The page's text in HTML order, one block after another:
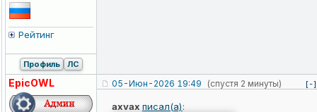
Рейтинг
Профиль ЛС
EpicOWL 05-Июн-2026 19:49 (спустя 2 минуты) [-]
axvax писал(а):